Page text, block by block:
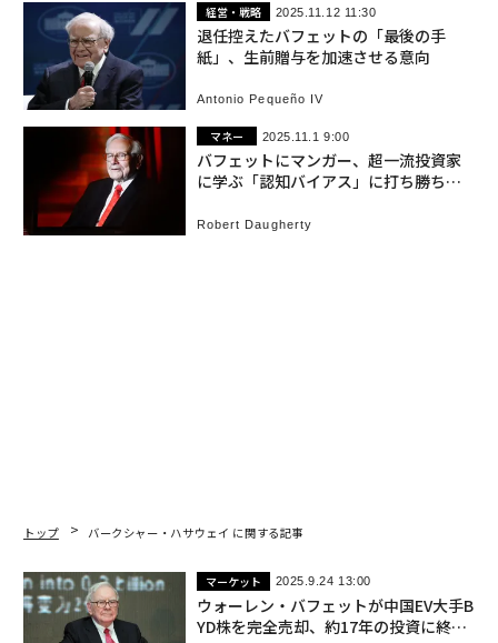
経営・戦略 2025.11.12 11:30
退任控えたバフェットの「最後の手
紙」、生前贈与を加速させる意向
Antonio Pequeño IV
マネー 2025.11.1 9:00
バフェットにマンガー、超一流投資家
に学ぶ「認知バイアス」に打ち勝ち、
Robert Daugherty
トップ バークシャー・ハサウェイ に関する記事
マーケット 2025.9.24 13:00
ウォーレン・バフェットが中国EV大手B
YD株を完全売却、約17年の投資に終止